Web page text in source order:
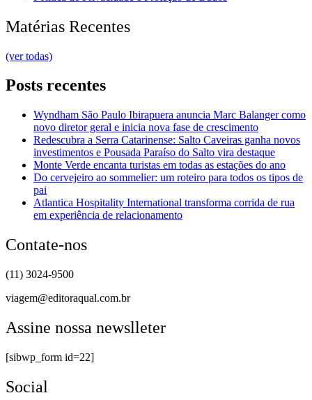
Matérias Recentes
(ver todas)
Posts recentes
Wyndham São Paulo Ibirapuera anuncia Marc Balanger como
novo diretor geral e inicia nova fase de crescimento
Redescubra a Serra Catarinense: Salto Caveiras ganha novos
investimentos e Pousada Paraíso do Salto vira destaque
Monte Verde encanta turistas em todas as estações do ano
Do cervejeiro ao sommelier: um roteiro para todos os tipos de
pai
Atlantica Hospitality International transforma corrida de rua
em experiência de relacionamento
Contate-nos
(11) 3024-9500
viagem@editoraqual.com.br
Assine nossa newslleter
[sibwp_form id=22]
Social